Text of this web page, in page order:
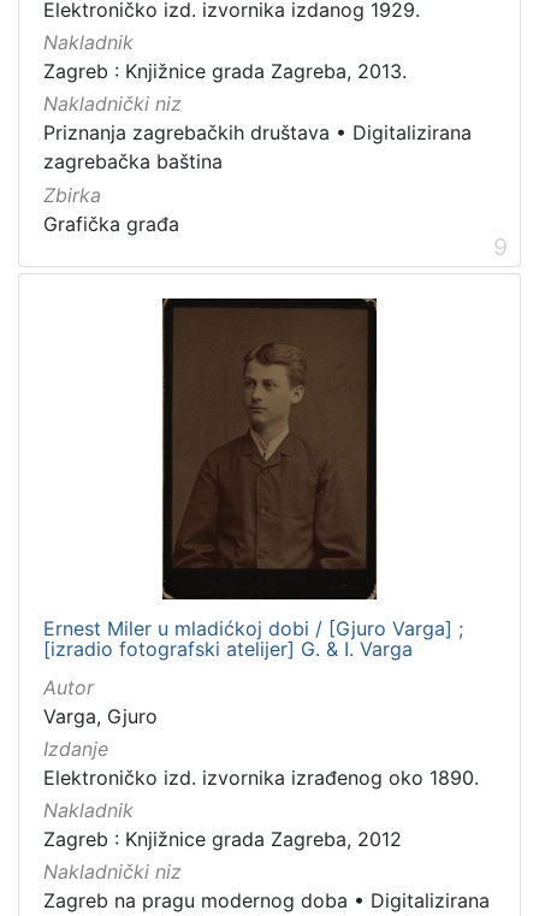
Elektroničko izd. izvornika izdanog 1929.
Nakladnik
Zagreb : Knjižnice grada Zagreba, 2013.
Nakladnički niz
Priznanja zagrebačkih društava • Digitalizirana
zagrebačka baština
Zbirka
Grafička građa
9
Ernest Miler u mladićkoj dobi / [Gjuro Varga] ;
[izradio fotografski atelijer] G. & I. Varga
Autor
Varga, Gjuro
Izdanje
Elektroničko izd. izvornika izrađenog oko 1890.
Nakladnik
Zagreb : Knjižnice grada Zagreba, 2012
Nakladnički niz
Zagreb na pragu modernog doba • Digitalizirana